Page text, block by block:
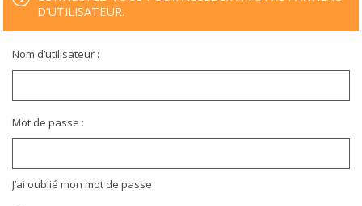
D’UTILISATEUR.
Nom d’utilisateur :
Mot de passe :
J’ai oublié mon mot de passe